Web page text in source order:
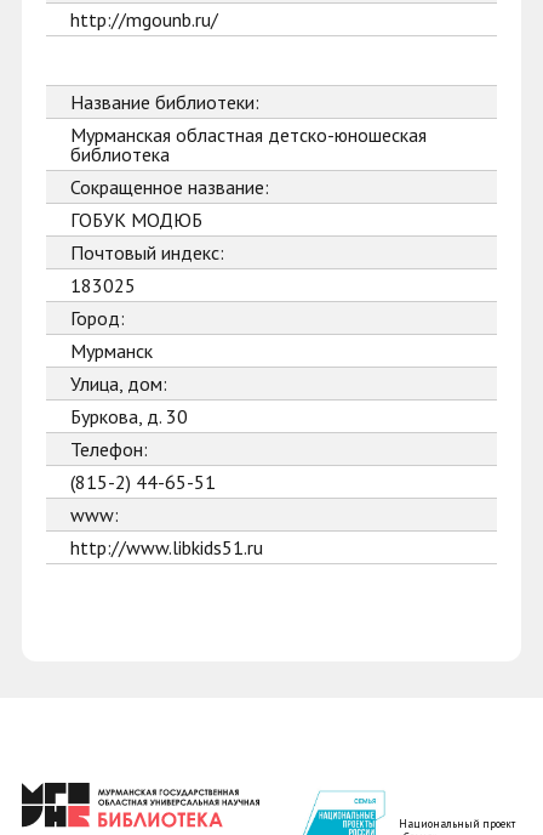
http://mgounb.ru/
Название библиотеки:
Мурманская областная детско-юношеская
библиотека
Сокращенное название:
ГОБУК МОДЮБ
Почтовый индекс:
183025
Город:
Мурманск
Улица, дом:
Буркова, д. 30
Телефон:
(815-2) 44-65-51
www:
http://www.libkids51.ru
Национальный проект